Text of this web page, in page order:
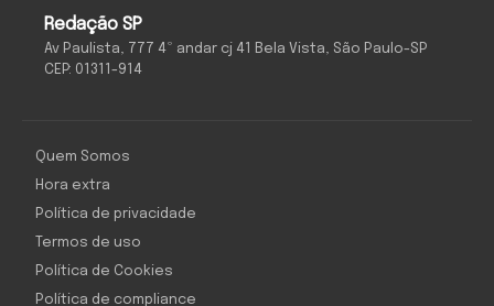
Redação SP
Av Paulista, 777 4º andar cj 41 Bela Vista, São Paulo-SP
CEP: 01311-914
Quem Somos
Hora extra
Política de privacidade
Termos de uso
Política de Cookies
Política de compliance